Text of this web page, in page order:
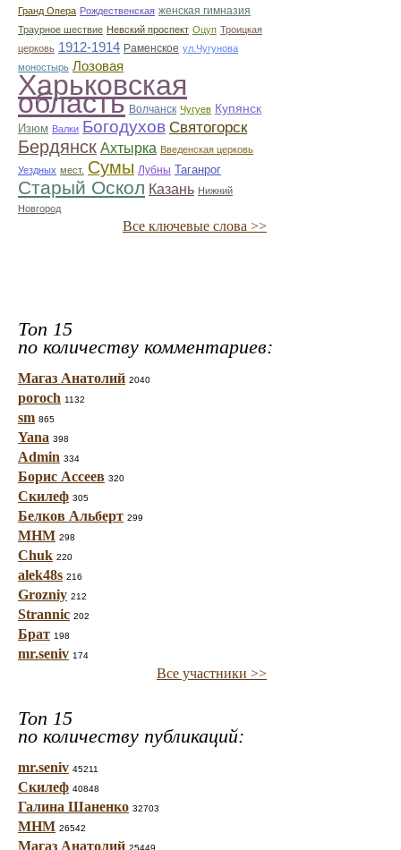
Гранд Опера Рождественская женская гимназия
Траурное шествие Невский проспект Оцуп Троицкая
церковь 1912-1914 Раменское ул.Чугунова
моностырь Лозовая
Харьковская
область Волчанск Чугуев Купянск
Изюм Валки Богодухов Святогорск
Бердянск Ахтырка Введенская церковь
Уездных мест. Сумы Лубны Таганрог
Старый Оскол Казань Нижний
Новгород
Все ключевые слова >>
Топ 15
по количеству комментариев:
Магаз Анатолий 2040
poroch 1132
sm 865
Yana 398
Admin 334
Борис Ассеев 320
Скилеф 305
Белков Альберт 299
МНМ 298
Chuk 220
alek48s 216
Grozniy 212
Strannic 202
Брат 198
mr.seniv 174
Все участники >>
Топ 15
по количеству публикаций:
mr.seniv 45211
Скилеф 40848
Галина Шаненко 32703
МНМ 26542
Магаз Анатолий 25449